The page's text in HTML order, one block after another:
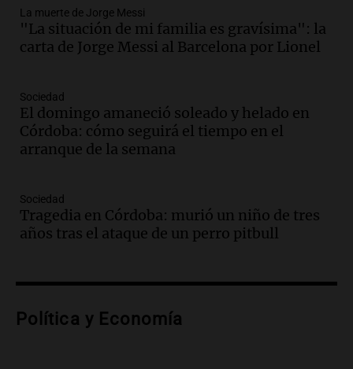
la historia del club de Irlanda
revolucionado por hinchas argentinos
Amamos los Domingos
Audio.
argentino regresa al país tras conflicto
con Brasil
Panorama Federal
Audio.
con fractura de tobillo en refugio Doña
Rosa
Panorama Federal
Audio.Amaycha del Valle avanza en
con nueva tecnología médica
La muerte de Jorge Messi
"La situación de mi familia es gravísima": la
carta de Jorge Messi al Barcelona por Lionel
Sociedad
El domingo amaneció soleado y helado en
Córdoba: cómo seguirá el tiempo en el
arranque de la semana
Sociedad
Tragedia en Córdoba: murió un niño de tres
años tras el ataque de un perro pitbull
Política y Economía